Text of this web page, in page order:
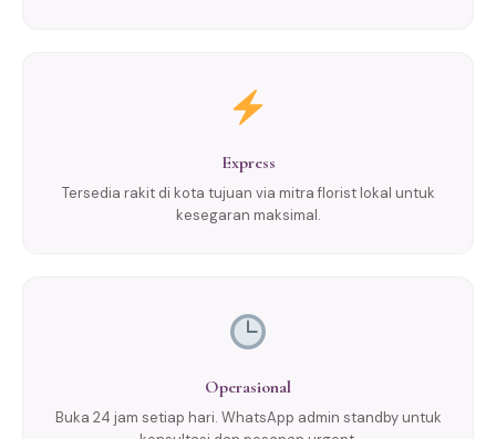
Express
Tersedia rakit di kota tujuan via mitra florist lokal untuk
kesegaran maksimal.
Operasional
Buka 24 jam setiap hari. WhatsApp admin standby untuk